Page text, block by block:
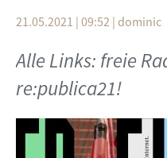
Vorteile bieten die
Verbreitungswege und
flächendeckendes
21.05.2021 | 09:52 | dominic
Alle Links: freie
re:publica21!